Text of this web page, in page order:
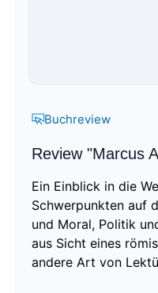
Buchreview
Review "Marcus
Ein Einblick in die
Schwerpunkten auf
und Moral, Politik
aus Sicht eines
andere Art von